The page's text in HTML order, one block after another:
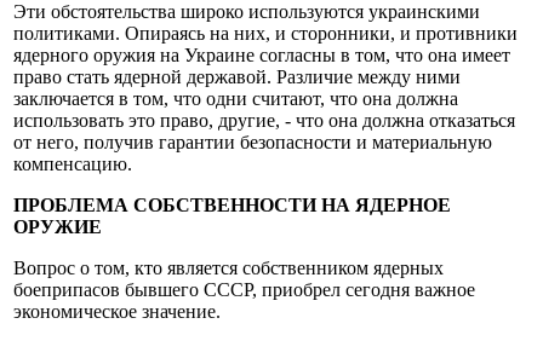
Эти обстоятельства широко используются украинскими
политиками. Опираясь на них, и сторонники, и противники
ядерного оружия на Украине согласны в том, что она имеет
право стать ядерной державой. Различие между ними
заключается в том, что одни считают, что она должна
использовать это право, другие, - что она должна отказаться
от него, получив гарантии безопасности и материальную
компенсацию.
ПРОБЛЕМА СОБСТВЕННОСТИ НА ЯДЕРНОЕ
ОРУЖИЕ
Вопрос о том, кто является собственником ядерных
боеприпасов бывшего СССР, приобрел сегодня важное
экономическое значение.